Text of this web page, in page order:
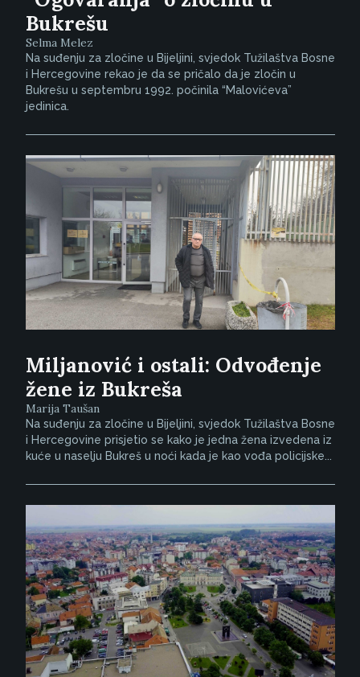
Bukrešu
Selma Melez
Na suđenju za zločine u Bijeljini, svjedok Tužilaštva Bosne
i Hercegovine rekao je da se pričalo da je zločin u
Bukrešu u septembru 1992. počinila “Malovićeva”
jedinica.
Miljanović i ostali: Odvođenje
žene iz Bukreša
Marija Taušan
Na suđenju za zločine u Bijeljini, svjedok Tužilaštva Bosne
i Hercegovine prisjetio se kako je jedna žena izvedena iz
kuće u naselju Bukreš u noći kada je kao vođa policijske...